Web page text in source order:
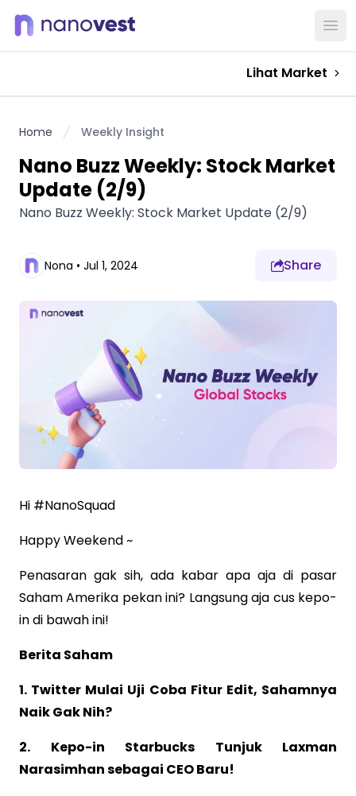
Lihat Market
Home Weekly Insight
Nano Buzz Weekly: Stock Market
Update (2/9)
Nano Buzz Weekly: Stock Market Update (2/9)
Nona • Jul 1, 2024 Share
Hi #NanoSquad
Happy Weekend ~
Penasaran gak sih, ada kabar apa aja di pasar
Saham Amerika pekan ini? Langsung aja cus kepo-
in di bawah ini!
Berita Saham
1. Twitter Mulai Uji Coba Fitur Edit, Sahamnya
Naik Gak Nih?
2. Kepo-in Starbucks Tunjuk Laxman
Narasimhan sebagai CEO Baru!